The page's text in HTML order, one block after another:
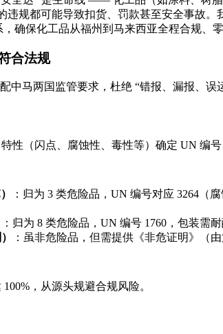
违规都可能导致扣货、罚款甚至安全事
保化工品从福州到马来西亚全程合规、零
合法规
中马两国监管要求，杜绝 “错报、漏报、误
性（闪点、腐蚀性、毒性等）确定 UN 编
：归为 3 类危险品，UN 编号对应 3264（
：归为 8 类危险品，UN 编号 1760，包装需
：虽非危险品，但需提供《非危证明》（
，从源头规避合规风险。